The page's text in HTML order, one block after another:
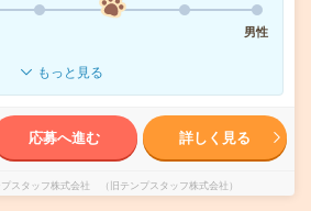
男性
もっと見る
応募へ進む 詳しく見る
スタッフ株式会社 （旧テンプスタッフ株式会社）